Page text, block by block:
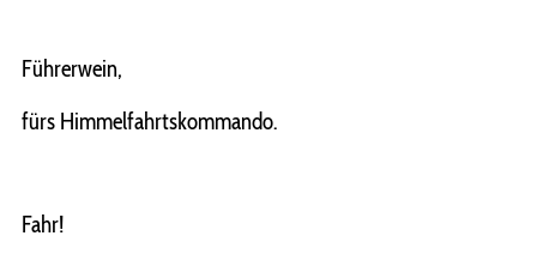
Führerwein,
fürs Himmelfahrtskommando.
Fahr!